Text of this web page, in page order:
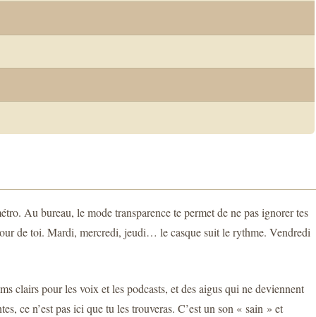
Au bureau, le mode transparence te permet de ne pas ignorer tes
de toi. Mardi, mercredi, jeudi… le casque suit le rythme. Vendredi
clairs pour les voix et les podcasts, et des aigus qui ne deviennent
ce n’est pas ici que tu les trouveras. C’est un son « sain » et